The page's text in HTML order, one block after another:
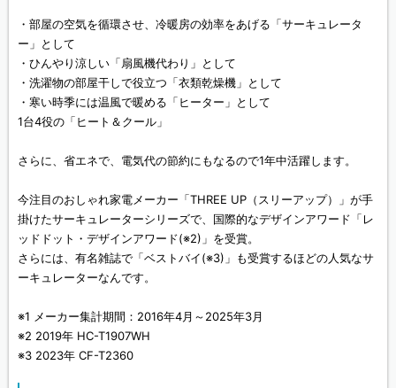
・部屋の空気を循環させ、冷暖房の効率をあげる「サーキュレータ
ー」として
・ひんやり涼しい「扇風機代わり」として
・洗濯物の部屋干しで役立つ「衣類乾燥機」として
・寒い時季には温風で暖める「ヒーター」として
1台4役の「ヒート＆クール」
さらに、省エネで、電気代の節約にもなるので1年中活躍します。
今注目のおしゃれ家電メーカー「THREE UP（スリーアップ）」が手
掛けたサーキュレーターシリーズで、国際的なデザインアワード「レ
ッドドット・デザインアワード(※2)」を受賞。
さらには、有名雑誌で「ベストバイ(※3)」も受賞するほどの人気なサ
ーキュレーターなんです。
※1 メーカー集計期間：2016年4月～2025年3月
※2 2019年 HC-T1907WH
※3 2023年 CF-T2360